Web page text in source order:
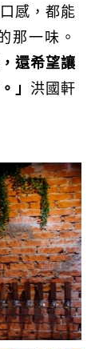
感，都能
那一味。
還希望讓
」 洪國軒